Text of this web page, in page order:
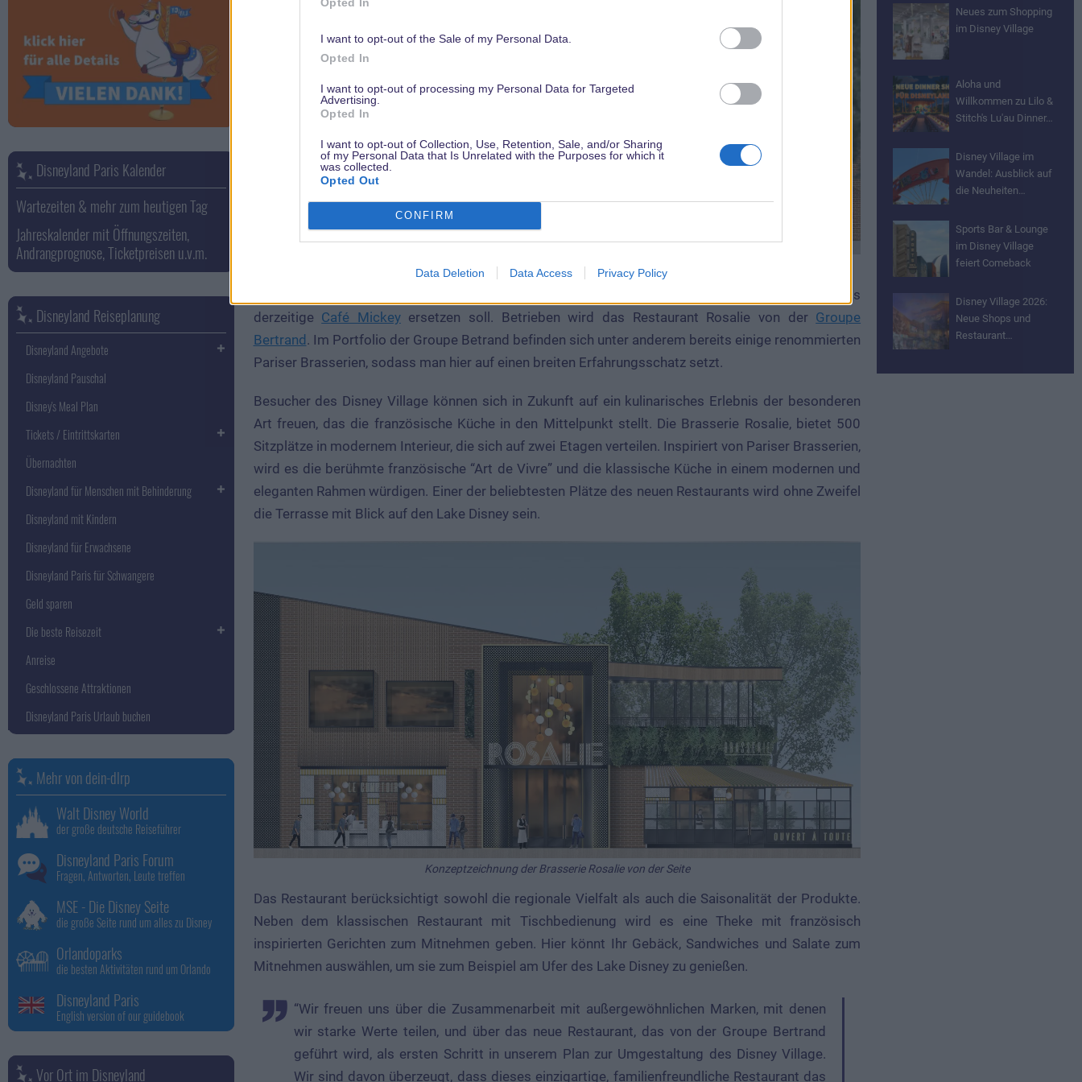
I want to opt-out of the Sale of my Personal Data.
Opted In
I want to opt-out of processing my Personal Data for Targeted
Advertising.
Opted In
I want to opt-out of Collection, Use, Retention, Sale, and/or Sharing
of my Personal Data that Is Unrelated with the Purposes for which it
was collected.
Opted Out
CONFIRM
Data Deletion Data Access Privacy Policy
Konzeptzeichnung zur Brasserie Rosalie für das Disney Village
Der erste Schritt der Umgestaltung wird eine moderne französische Brasserie sein, die das
derzeitige Café Mickeyersetzen soll. Betrieben wird das Restaurant Rosalie von der Groupe
Bertrand. Im Portfolio der Groupe Betrand befinden sich unter anderem bereits einige renommierten
Pariser Brasserien, sodass man hier auf einen breiten Erfahrungsschatz setzt.
Besucher des Disney Village können sich in Zukunft auf ein kulinarisches Erlebnis der besonderen
Art freuen, das die französische Küche in den Mittelpunkt stellt. Die Brasserie Rosalie, bietet 500
Sitzplätze in modernem Interieur, die sich auf zwei Etagen verteilen. Inspiriert von Pariser Brasserien,
wird es die berühmte französische “Art de Vivre” und die klassische Küche in einem modernen und
eleganten Rahmen würdigen. Einer der beliebtesten Plätze des neuen Restaurants wird ohne Zweifel
die Terrasse mit Blick auf den Lake Disney sein.
Konzeptzeichnung der Brasserie Rosalie von der Seite
Das Restaurant berücksichtigt sowohl die regionale Vielfalt als auch die Saisonalität der Produkte.
Neben dem klassischen Restaurant mit Tischbedienung wird es eine Theke mit französisch
inspirierten Gerichten zum Mitnehmen geben. Hier könnt Ihr Gebäck, Sandwiches und Salate zum
Mitnehmen auswählen, um sie zum Beispiel am Ufer des Lake Disney zu genießen.
“Wir freuen uns über die Zusammenarbeit mit außergewöhnlichen Marken, mit denen
wir starke Werte teilen, und über das neue Restaurant, das von der Groupe Bertrand
geführt wird, als ersten Schritt in unserem Plan zur Umgestaltung des Disney Village.
Wir sind davon überzeugt, dass dieses einzigartige, familienfreundliche Restaurant das
Neues zum Shopping
im Disney Village
Aloha und
Willkommen zu Lilo &
Stitch's Lu'au Dinner…
Disney Village im
Wandel: Ausblick auf
die Neuheiten…
Sports Bar & Lounge
im Disney Village
feiert Comeback
Disney Village 2026:
Neue Shops und
Restaurant…
Disneyland Paris Kalender
Wartezeiten & mehr zum heutigen Tag
Jahreskalender mit Öffnungszeiten,
Andrangprognose, Ticketpreisen u.v.m.
Disneyland Reiseplanung
Disneyland Angebote
Disneyland Pauschal
Disney's Meal Plan
Tickets / Eintrittskarten
Übernachten
Disneyland für Menschen mit Behinderung
Disneyland mit Kindern
Disneyland für Erwachsene
Disneyland Paris für Schwangere
Geld sparen
Die beste Reisezeit
Anreise
Geschlossene Attraktionen
Disneyland Paris Urlaub buchen
Mehr von dein-dlrp
Walt Disney World
der große deutsche Reiseführer
Disneyland Paris Forum
Fragen, Antworten, Leute treffen
MSE - Die Disney Seite
die große Seite rund um alles zu Disney
Orlandoparks
die besten Aktivitäten rund um Orlando
Disneyland Paris
English version of our guidebook
Vor Ort im Disneyland